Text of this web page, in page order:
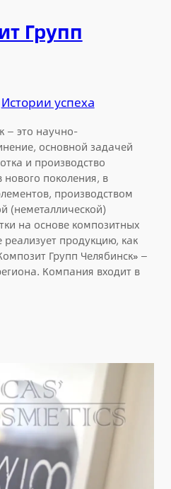
Групп
Истории успеха
— это научно-
основной задачей
и производство
поколения, в
производством
(неметаллической)
на основе композитных
продукцию, как
Групп Челябинск» —
Компания входит в